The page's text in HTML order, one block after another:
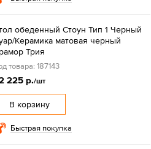
обеденный Стоун Тип 1 Черный
Керамика матовая черный
Трия
товара: 187143
225 р./шт
В корзину
Быстрая покупка